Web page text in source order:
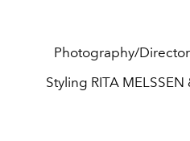
Photography/Director
Styling RITA MELSSEN